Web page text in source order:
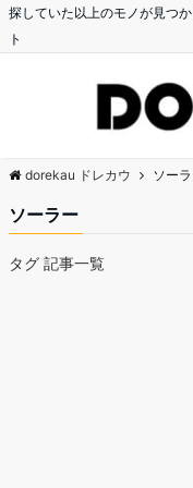
探していた以上のモノが見つ
ト
dorekau ドレカウ ソー
ソーラー
タグ 記事一覧